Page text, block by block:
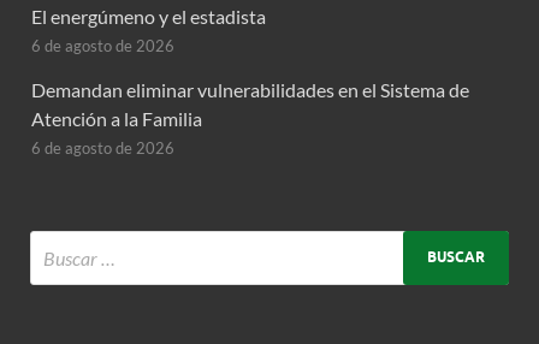
El energúmeno y el estadista
6 de agosto de 2026
Demandan eliminar vulnerabilidades en el Sistema de
Atención a la Familia
6 de agosto de 2026